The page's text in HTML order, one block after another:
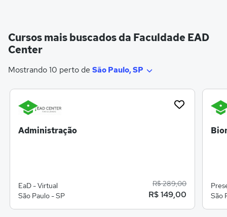
Cursos mais buscados da Faculdade EAD
Center
Mostrando 10 perto de São Paulo, SP
Administração
EaD - Virtual
São Paulo - SP
R$ 289,00
R$ 149,00
São